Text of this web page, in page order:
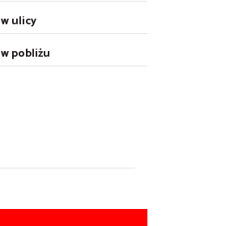
w ulicy
w pobliżu